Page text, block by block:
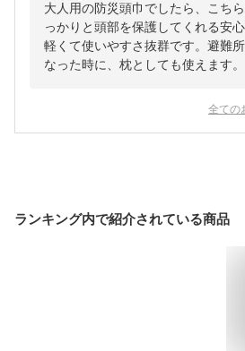
大人用の防災頭巾でしたら、こち
っかりと頭部を保護してくれる安
軽くて使いやすさ抜群です。避難
なった時に、枕としても使えます。
全ての
ランキング内で紹介されている商品